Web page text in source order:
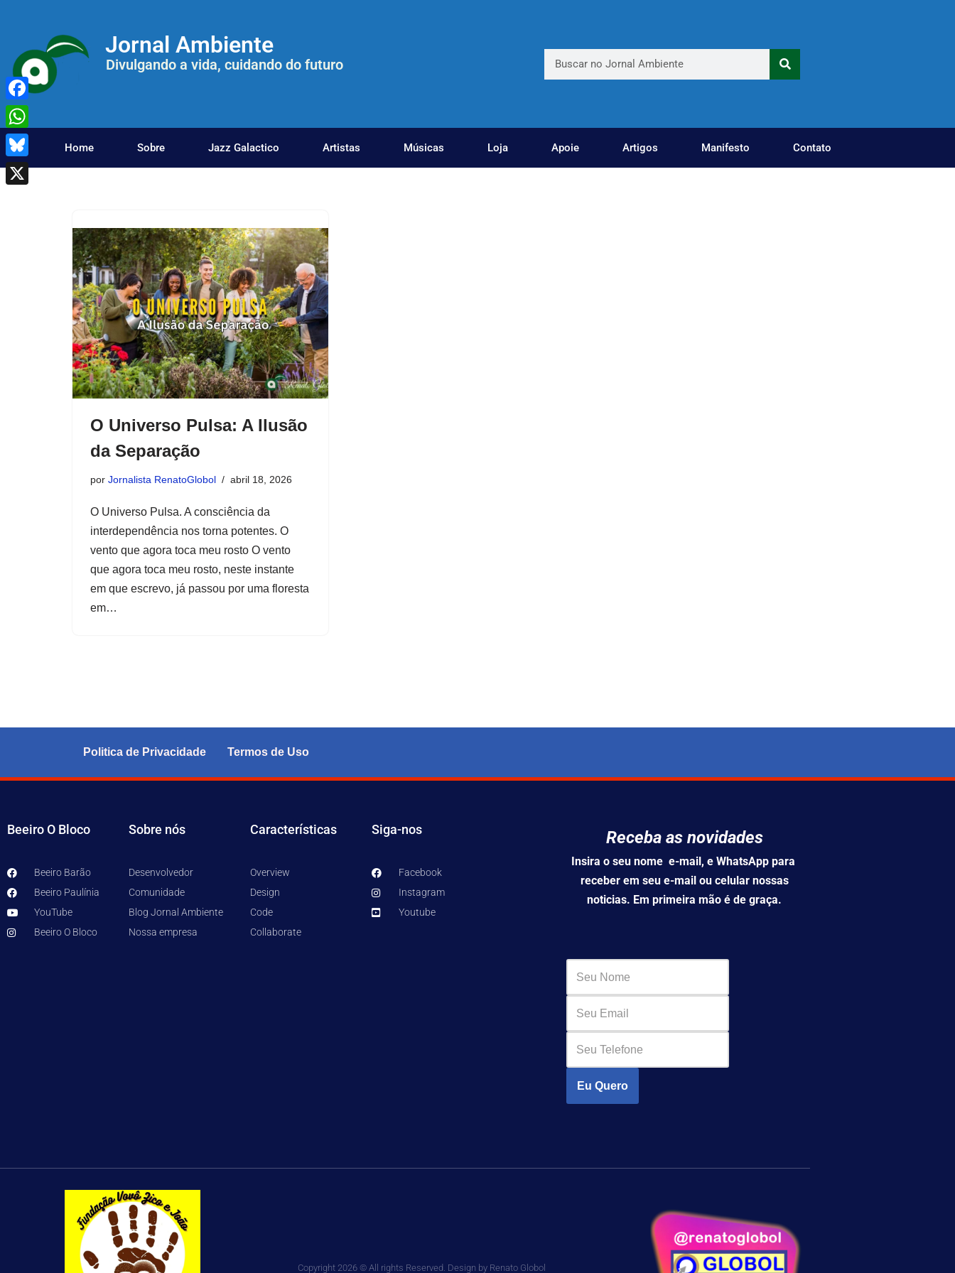
para
o
conteúdo
Jornal Ambiente
Divulgando a vida, cuidando do futuro
Home Sobre Jazz Galactico Artistas Músicas Loja Apoie Artigos Manifesto Contato
O Universo Pulsa: A Ilusão
da Separação
por Jornalista RenatoGlobol abril 18, 2026
O Universo Pulsa. A consciência da
interdependência nos torna potentes. O
vento que agora toca meu rosto O vento
que agora toca meu rosto, neste instante
em que escrevo, já passou por uma floresta
em…
Politica de Privacidade Termos de Uso
Beeiro O Bloco
Beeiro Barão
Beeiro Paulínia
YouTube
Beeiro O Bloco
Sobre nós
Desenvolvedor
Comunidade
Blog Jornal Ambiente
Nossa empresa
Características
Overview
Design
Code
Collaborate
Siga-nos
Facebook
Instagram
Youtube
Receba as novidades
Insira o seu nome e-mail, e WhatsApp para
receber em seu e-mail ou celular nossas
noticias. Em primeira mão é de graça.
Eu Quero
Copyright 2026 © All rights Reserved. Design by Renato Globol
Facebook
WhatsApp
Bluesky